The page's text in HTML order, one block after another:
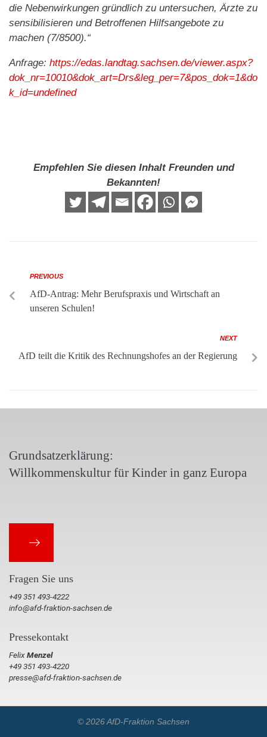
die Nebenwirkungen gründlich zu untersuchen, Ärzte zu
sensibilisieren und Betroffenen Hilfsangebote zu
machen (7/8500).“
Anfrage: https://edas.landtag.sachsen.de/viewer.aspx?
dok_nr=10010&dok_art=Drs&leg_per=7&pos_dok=1&do
k_id=undefined
Empfehlen Sie diesen Inhalt Freunden und
Bekannten!
PREVIOUS
AfD-Antrag: Mehr Berufspraxis und Wirtschaft an
unseren Schulen!
NEXT
AfD teilt die Kritik des Rechnungshofes an der Regierung
Grundsatzerklärung:
Willkommenskultur für Kinder in ganz Europa
Fragen Sie uns
+49 351 493-4222
info@afd-fraktion-sachsen.de
Pressekontakt
FelixMenzel
+49 351 493-4220
presse@afd-fraktion-sachsen.de
© 2026 AfD-Fraktion Sachsen